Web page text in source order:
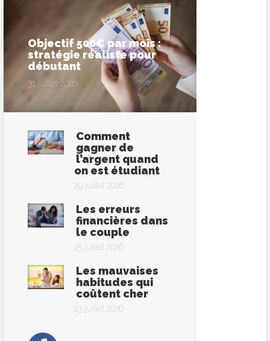
Objectif 500€ par mois :
stratégie réaliste pour
débutant
31 juillet 2026
Comment
gagner de
l’argent quand
on est étudiant
29 juillet 2026
Les erreurs
financières dans
le couple
25 juillet 2026
Les mauvaises
habitudes qui
coûtent cher
23 juillet 2026